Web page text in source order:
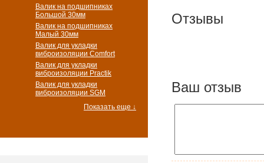
Валик на подшипниках
Большой 30мм
Валик на подшипниках
Малый 30мм
Валик для укладки
виброизоляции Comfort
Валик для укладки
виброизоляции Practik
Валик для укладки
виброизоляции SGM
Показать еще ↓
Отзывы
Ваш отзыв